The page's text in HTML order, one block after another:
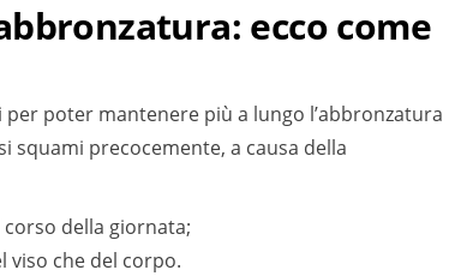
ecco come
poter mantenere più a lungo l’abbronzatura
squami precocemente, a causa della
della giornata;
viso che del corpo.